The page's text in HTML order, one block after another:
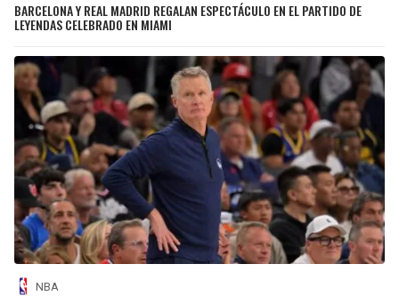
BARCELONA Y REAL MADRID REGALAN ESPECTÁCULO EN EL PARTIDO DE
LEYENDAS CELEBRADO EN MIAMI
NBA